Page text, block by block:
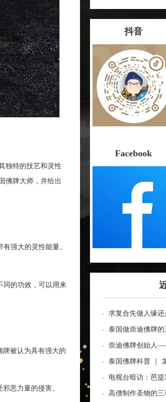
独特的技艺和灵性
佛牌大师，并给出
强大的灵性能量。
同的功效，可以用来
牌被认为具有强大的
恶力量的侵害。
抖音
Facebook
求复合先做人缘
做越乱
泰国做崇迪佛牌
崇迪佛牌创始人
泰国佛牌科普 ｜
四面神前三高僧
电视台暗访：芭
牌高于常价100多
高僧制作圣物的